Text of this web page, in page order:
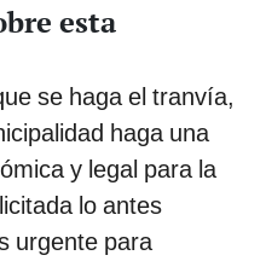
esta
se haga el tranvía,
haga una
y legal para la
lo antes
urgente para